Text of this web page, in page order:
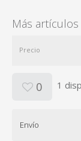
Más
Precio
0 1
Envío